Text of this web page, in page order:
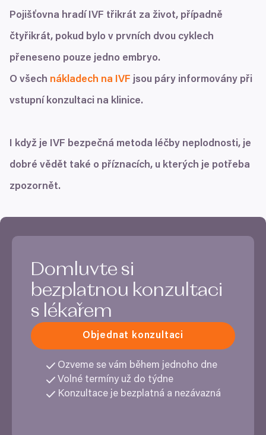
Pojišťovna hradí IVF třikrát za život, případně
čtyřikrát, pokud bylo v prvních dvou cyklech
přeneseno pouze jedno embryo.
O všech nákladech na IVF jsou páry informovány při
vstupní konzultaci na klinice.
I když je IVF bezpečná metoda léčby neplodnosti, je
dobré vědět také o příznacích, u kterých je potřeba
zpozornět.
Domluvte si
bezplatnou konzultaci
s lékařem
Objednat konzultaci
Ozveme se vám během jednoho dne
Volné termíny už do týdne
Konzultace je bezplatná a nezávazná